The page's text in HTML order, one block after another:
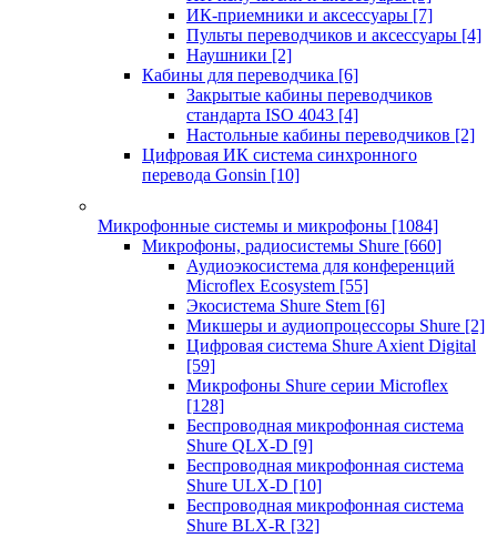
ИК-приемники и аксессуары [7]
Пульты переводчиков и аксессуары [4]
Наушники [2]
Кабины для переводчика [6]
Закрытые кабины переводчиков
стандарта ISO 4043 [4]
Настольные кабины переводчиков [2]
Цифровая ИК система синхронного
перевода Gonsin [10]
Микрофонные системы и микрофоны [1084]
Микрофоны, радиосистемы Shure [660]
Аудиоэкосистема для конференций
Microflex Ecosystem [55]
Экосистема Shure Stem [6]
Микшеры и аудиопроцессоры Shure [2]
Цифровая система Shure Axient Digital
[59]
Микрофоны Shure серии Microflex
[128]
Беспроводная микрофонная система
Shure QLX-D [9]
Беспроводная микрофонная система
Shure ULX-D [10]
Беспроводная микрофонная система
Shure BLX-R [32]